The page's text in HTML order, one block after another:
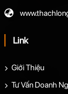
Link
Giới Thiệu
Tư Vấn Doanh